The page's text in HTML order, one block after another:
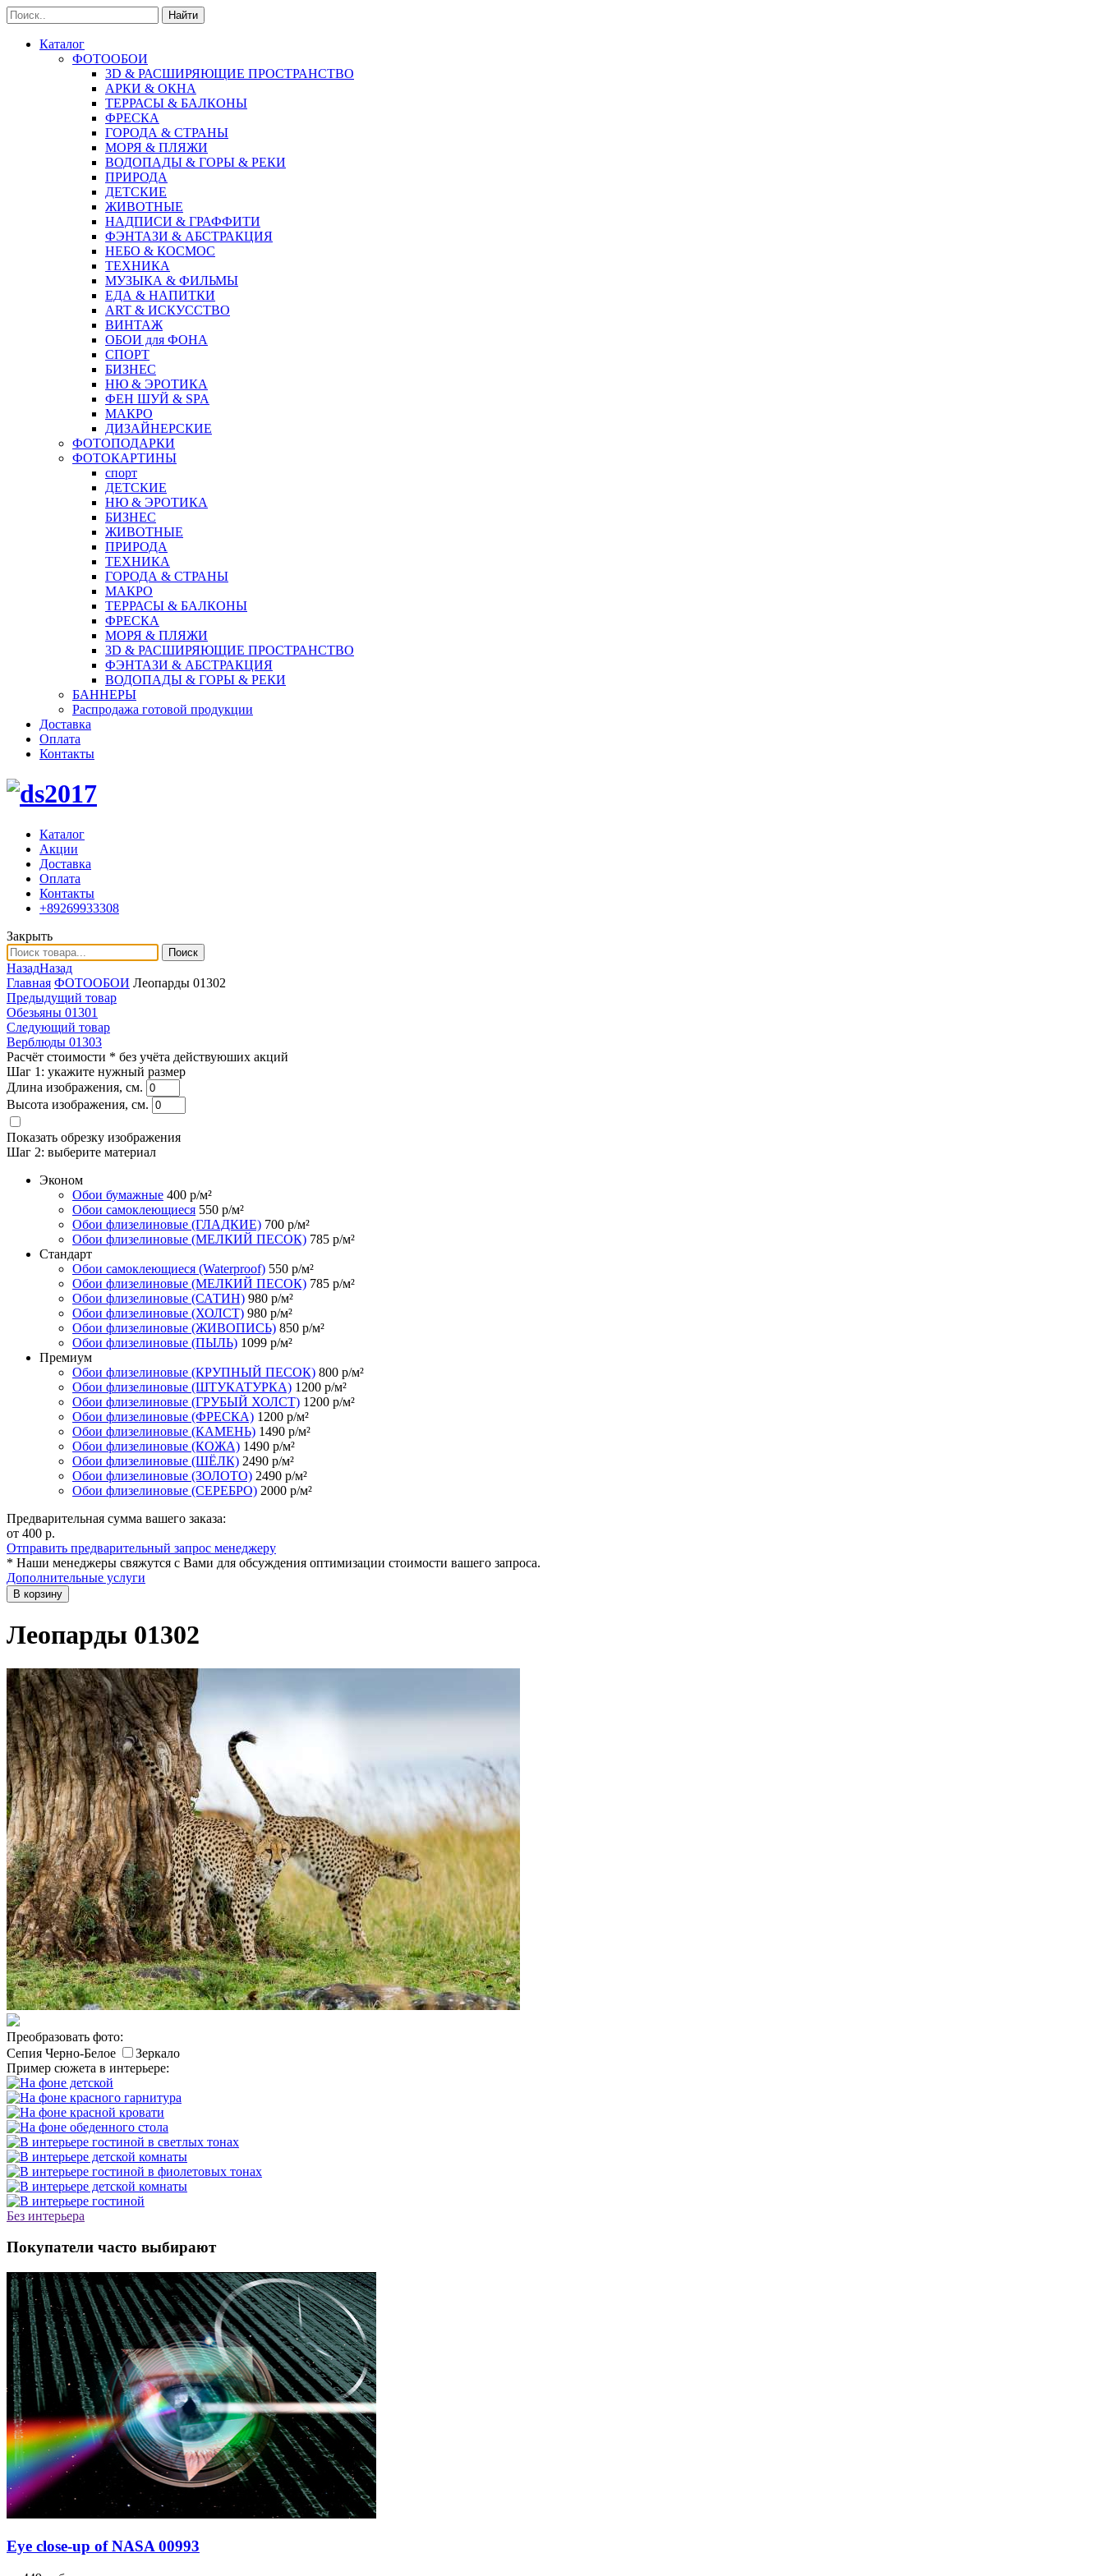
Найти
Каталог
ФОТООБОИ
3D & РАСШИРЯЮЩИЕ ПРОСТРАНСТВО
АРКИ & ОКНА
ТЕРРАСЫ & БАЛКОНЫ
ФРЕСКА
ГОРОДА & СТРАНЫ
МОРЯ & ПЛЯЖИ
ВОДОПАДЫ & ГОРЫ & РЕКИ
ПРИРОДА
ДЕТСКИЕ
ЖИВОТНЫЕ
НАДПИСИ & ГРАФФИТИ
ФЭНТАЗИ & АБСТРАКЦИЯ
НЕБО & КОСМОС
ТЕХНИКА
МУЗЫКА & ФИЛЬМЫ
ЕДА & НАПИТКИ
ART & ИСКУССТВО
ВИНТАЖ
ОБОИ для ФОНА
СПОРТ
БИЗНЕС
НЮ & ЭРОТИКА
ФЕН ШУЙ & SPA
МАКРО
ДИЗАЙНЕРСКИЕ
ФОТОПОДАРКИ
ФОТОКАРТИНЫ
спорт
ДЕТСКИЕ
НЮ & ЭРОТИКА
БИЗНЕС
ЖИВОТНЫЕ
ПРИРОДА
ТЕХНИКА
ГОРОДА & СТРАНЫ
МАКРО
ТЕРРАСЫ & БАЛКОНЫ
ФРЕСКА
МОРЯ & ПЛЯЖИ
3D & РАСШИРЯЮЩИЕ ПРОСТРАНСТВО
ФЭНТАЗИ & АБСТРАКЦИЯ
ВОДОПАДЫ & ГОРЫ & РЕКИ
БАННЕРЫ
Распродажа готовой продукции
Доставка
Оплата
Контакты
Каталог
Акции
Доставка
Оплата
Контакты
+89269933308
Закрыть
Поиск
НазадНазад
Главная ФОТООБОИ Леопарды 01302
Предыдущий товар
Обезьяны 01301
Следующий товар
Верблюды 01303
Расчёт стоимости * без учёта действуюших акций
Шаг 1: укажите нужный размер
Длина изображения, см.
Высота изображения, см.
Показать обрезку изображения
Шаг 2: выберите материал
Эконом
Обои бумажные 400 р/м²
Обои самоклеющиеся 550 р/м²
Обои флизелиновые (ГЛАДКИЕ) 700 р/м²
Обои флизелиновые (МЕЛКИЙ ПЕСОК) 785 р/м²
Стандарт
Обои самоклеющиеся (Waterproof) 550 р/м²
Обои флизелиновые (МЕЛКИЙ ПЕСОК) 785 р/м²
Обои флизелиновые (САТИН) 980 р/м²
Обои флизелиновые (ХОЛСТ) 980 р/м²
Обои флизелиновые (ЖИВОПИСЬ) 850 р/м²
Обои флизелиновые (ПЫЛЬ) 1099 р/м²
Премиум
Обои флизелиновые (КРУПНЫЙ ПЕСОК) 800 р/м²
Обои флизелиновые (ШТУКАТУРКА) 1200 р/м²
Обои флизелиновые (ГРУБЫЙ ХОЛСТ) 1200 р/м²
Обои флизелиновые (ФРЕСКА) 1200 р/м²
Обои флизелиновые (КАМЕНЬ) 1490 р/м²
Обои флизелиновые (КОЖА) 1490 р/м²
Обои флизелиновые (ШЁЛК) 2490 р/м²
Обои флизелиновые (ЗОЛОТО) 2490 р/м²
Обои флизелиновые (СЕРЕБРО) 2000 р/м²
Предварительная сумма вашего заказа:
от 400 р.
Отправить предварительный запрос менеджеру
* Наши менеджеры свяжутся с Вами для обсуждения оптимизации стоимости вашего запроса.
Дополнительные услуги
В корзину
Леопарды 01302
Преобразовать фото:
Сепия Черно-Белое
Зеркало
Пример сюжета в интерьере:
Без интерьера
Покупатели часто выбирают
Eye close-up of NASA 00993